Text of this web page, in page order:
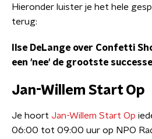
Hieronder luister je het hele
terug:
Ilse DeLange over Confetti
een 'nee' de grootste
Jan-Willem Start Op
Je hoort Jan-Willem Start Op
06:00 tot 09:00 uur op NPO